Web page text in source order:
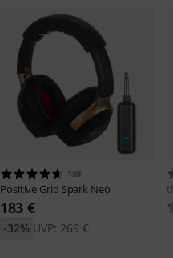
159
Positive Grid Spark Neo
183 €
UVP: 269 €
-32%